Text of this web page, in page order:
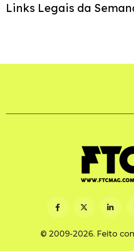
Links Legais da
© 2009-2026. Feito